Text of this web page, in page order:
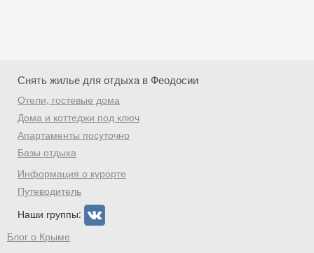
Снять жилье для отдыха в Феодосии
Отели, гостевые дома
Дома и коттеджи под ключ
Апартаменты посуточно
Базы отдыха
Информация о курорте
Путеводитель
Наши группы:
Блог о Крыме
Скидка −5%
Хочешь дешевле? Оставь почту и получи
промокод на первое бронирование!